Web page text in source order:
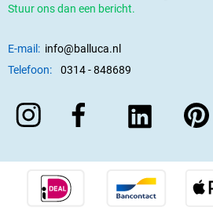
Stuur ons dan een bericht.
E-mail: info@balluca.nl
Telefoon:
0314 - 848689